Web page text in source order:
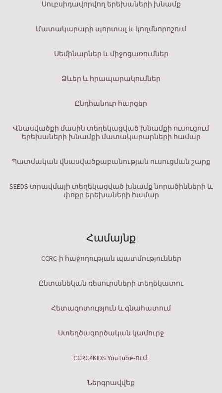
Սուբսիդավորվող երեխաների խնամք
Մատակարարի պորտալ և կողմնորոշում
Սեմինարներ և միջոցառումներ
Ձևեր և հրապարակումներ
Ընդհանուր հարցեր
Վնասվածքի մասին տեղեկացված խնամքի ուսուցում
երեխաների խնամքի մատակարարների համար
Պատմական վնասվածքաբանության ուսուցման շարք
SEEDS տրավմայի տեղեկացված խնամք նորածինների և
փոքր երեխաների համար
Համայնք
CCRC-ի հաջողության պատմություններ
Ընտանեկան ռեսուրսների տեղեկատու
Հետազոտություն և գնահատում
Ստեղծագործական կամուրջ
CCRC4KIDS YouTube-ում:
Ներգրավվեք